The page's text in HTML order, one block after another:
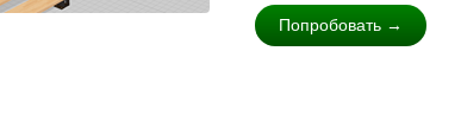
Попробовать →